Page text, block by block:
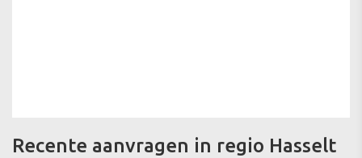
Recente aanvragen in regio Hasselt